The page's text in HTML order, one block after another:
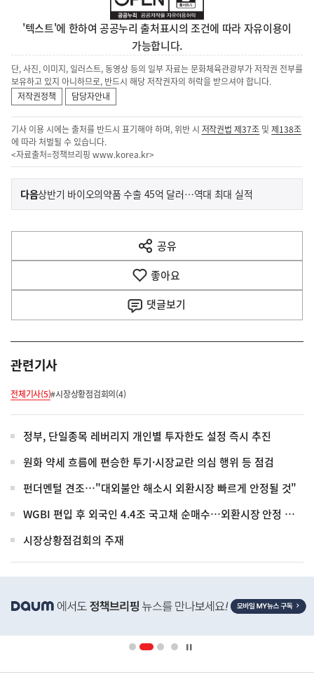
'텍스트'에 한하여 공공누리 출처표시의 조건에 따라 자유이용이
가능합니다.
단, 사진, 이미지, 일러스트, 동영상 등의 일부 자료는 문화체육관광부가 저작권 전부를
보유하고 있지 아니하므로, 반드시 해당 저작권자의 허락을 받으셔야 합니다.
저작권정책
담당자안내
기사 이용 시에는 출처를 반드시 표기해야 하며, 위반 시 저작권법 제37조 및제138조
에 따라 처벌될 수 있습니다.
<자료출처=정책브리핑 www.korea.kr>
이
전
다
음
다음기
사
상반기 바이오의약품 수출 45억 달러…역대 최대 실적
공유
열
기
좋아요
댓글보기
관련기사
전체기사(5)#시장상황점검회의(4)
정부, 단일종목 레버리지 개인별 투자한도 설정 즉시 추진
원화 약세 흐름에 편승한 투기·시장교란 의심 행위 등 점검
펀더멘털 견조…"대외불안 해소시 외환시장 빠르게 안정될 것"
WGBI 편입 후 외국인 4.4조 국고채 순매수…외환시장 안정 기여
시장상황점검회의 주재
단
영